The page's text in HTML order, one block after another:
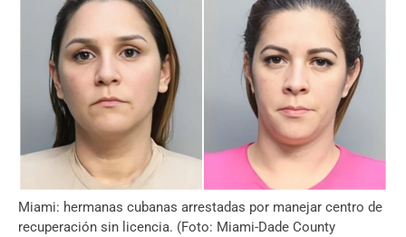
Miami: hermanas cubanas arrestadas por manejar centro de
recuperación sin licencia. (Foto: Miami-Dade County